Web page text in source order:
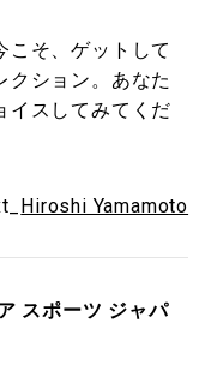
こそ、ゲットして
クション。あなた
イスしてみてくだ
Hiroshi Yamamoto
スポーツ ジャパ